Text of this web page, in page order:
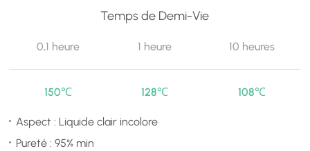
Temps de Demi-Vie
0,1 heure
150℃
1 heure
128℃
10 heures
108℃
Aspect : Liquide clair incolore
Pureté : 95% min